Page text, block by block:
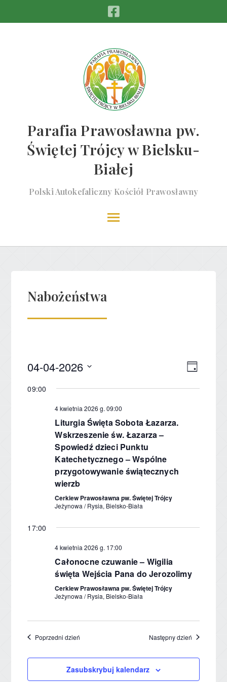
Parafia Prawosławna pw.
Świętej Trójcy w Bielsku-
Białej
Polski Autokefaliczny Kościół Prawosławny
Nabożeństwa
Dzień
04-04-2026
datę.
09:00
4 kwietnia 2026 g. 09:00
Liturgia Święta Sobota Łazarza.
Wskrzeszenie św. Łazarza –
Spowiedź dzieci Punktu
Katechetycznego – Wspólne
przygotowywanie świątecznych
wierzb
Cerkiew Prawosławna pw. Świętej Trójcy
Jeżynowa / Rysia, Bielsko-Biała
17:00
4 kwietnia 2026 g. 17:00
Całonocne czuwanie – Wigilia
święta Wejścia Pana do Jerozolimy
Cerkiew Prawosławna pw. Świętej Trójcy
Jeżynowa / Rysia, Bielsko-Biała
Poprzedni dzień Następny dzień
Zasubskrybuj kalendarz